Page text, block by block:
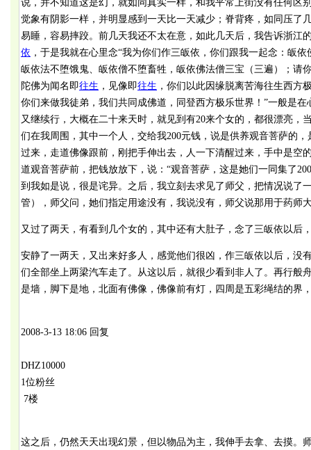
说，并不知道这是幻，就如同真实一样，和我平常上街没有任何区
觉象有阴影一样，并明显感到一天比一天减少；脊背疼，如同压了
易睡，容易摔跤。前几天我还不太在意，如此几天后，我告诉浙江
依 ，于是我就在心里念“我为你们作三皈依，你们跟我一起念：皈
皈依法不堕饿鬼、皈依僧不堕畜牲，皈依佛法僧三宝（三遍）；请
陀佛为闻名即往生 ，见像即往生 ，你们以此因缘脱离苦海往生西方
你们来做我徒弟，我们共同成佛道，同登西方极乐世界！”一般是
又继续行，大概在二十来天时，就见到有20来个女的，都很漂亮，
们在我周围，其中一个人，交给我200元钱，说是供养观音菩萨的
过来，走道佛像跟前，刚把手伸出去，人一下清醒过来，手中是空
道观音菩萨前，把钱放放下，说：“观音菩萨，这是她们一同集了
到我如是说，很是诧异。之后，我立刻去求见了师父，把情况说了
管），师父问，她们指定用途没有，我说没有，师父说那用于药师
又过了两天，有看到几个女的，其中还有大肚子，念了三皈依以后
安静了一两天，又出来好多人，感觉他们很凶，作三皈依以后，没
们全部坐上两梁汽车走了。从这以后，就很少看到非人了。再行般
是墙，脚下是地，北面有佛像，佛像前有灯，四周是五彩绳结的界
2008-3-13 18:06 回复
DHZ10000
1位粉丝
7楼
这之后，仍然天天出现幻景，但以物品为主，我伸手去拿、去摸。